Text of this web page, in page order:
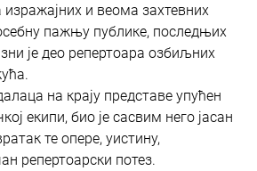
изражајних и веома захтевних
пажњу публике, последњих
је део репертоара озбиљних
на крају представе упућен
екипи, био је сасвим него јасан
те опере, уистину,
репертоарски потез.